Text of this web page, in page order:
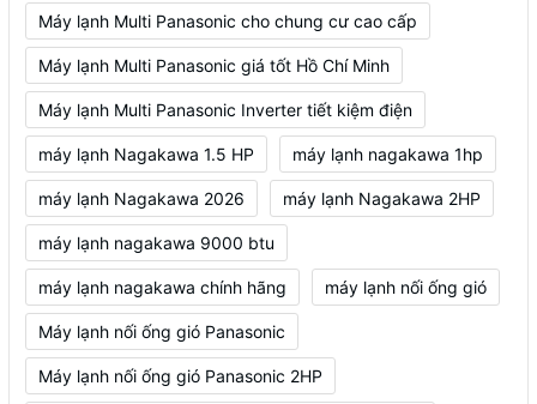
Máy lạnh Multi Panasonic cho chung cư cao cấp
Máy lạnh Multi Panasonic giá tốt Hồ Chí Minh
Máy lạnh Multi Panasonic Inverter tiết kiệm điện
máy lạnh Nagakawa 1.5 HP máy lạnh nagakawa 1hp
máy lạnh Nagakawa 2026 máy lạnh Nagakawa 2HP
máy lạnh nagakawa 9000 btu
máy lạnh nagakawa chính hãng máy lạnh nối ống gió
Máy lạnh nối ống gió Panasonic
Máy lạnh nối ống gió Panasonic 2HP